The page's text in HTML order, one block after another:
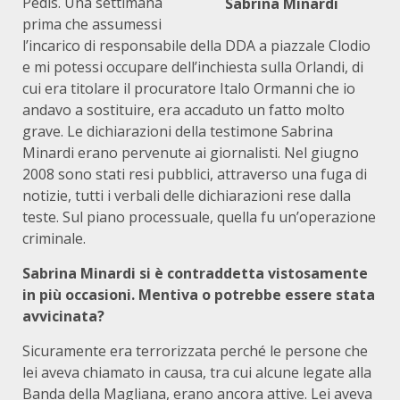
Sabrina Minardi
prima che assumessi
l’incarico di responsabile della DDA a piazzale Clodio
e mi potessi occupare dell’inchiesta sulla Orlandi, di
cui era titolare il procuratore Italo Ormanni che io
andavo a sostituire, era accaduto un fatto molto
grave. Le dichiarazioni della testimone Sabrina
Minardi erano pervenute ai giornalisti. Nel giugno
2008 sono stati resi pubblici, attraverso una fuga di
notizie, tutti i verbali delle dichiarazioni rese dalla
teste. Sul piano processuale, quella fu un’operazione
criminale.
Sabrina Minardi si è contraddetta vistosamente
in più occasioni. Mentiva o potrebbe essere stata
avvicinata?
Sicuramente era terrorizzata perché le persone che
lei aveva chiamato in causa, tra cui alcune legate alla
Banda della Magliana, erano ancora attive. Lei aveva